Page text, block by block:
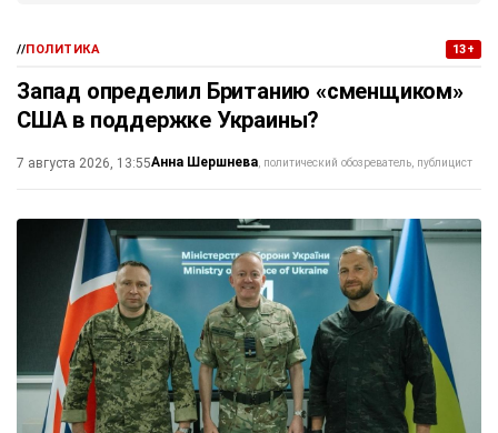
//ПОЛИТИКА 13+
Запад определил Британию «сменщиком»
США в поддержке Украины?
7 августа 2026, 13:55Анна Шершнева политический обозреватель, публицист